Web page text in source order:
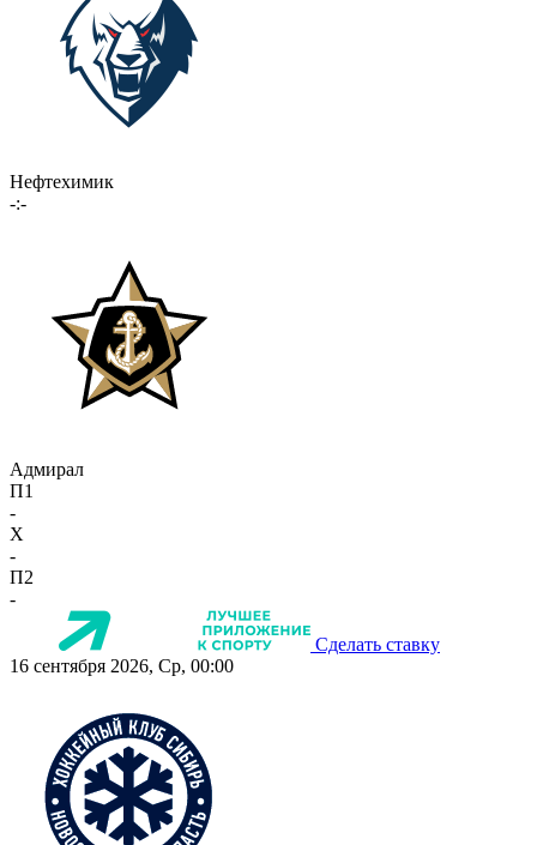
Нефтехимик
-:-
Адмирал
П1
-
X
-
П2
-
Сделать ставку
16 сентября 2026, Ср, 00:00